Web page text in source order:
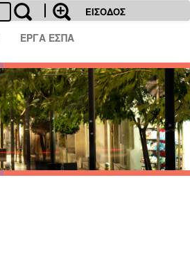
ΕΙΣΟΔΟΣ
ΕΡΓΑ ΕΣΠΑ